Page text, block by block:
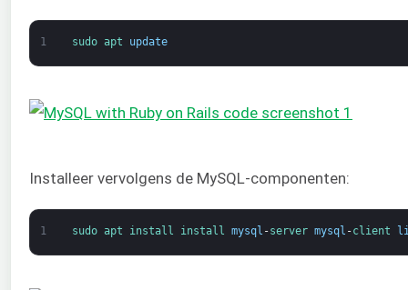
1 sudo apt update
Installeer vervolgens de MySQL-componenten:
1 sudo apt install install mysql -server mysql -client